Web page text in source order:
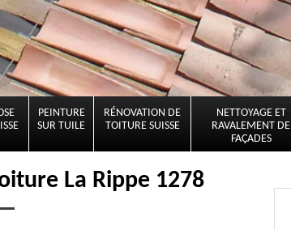
PEINTURE
SUR TUILE
RÉNOVATION DE
TOITURE SUISSE
NETTOYAGE ET
RAVALEMENT DE
FAÇADES
La Rippe 1278